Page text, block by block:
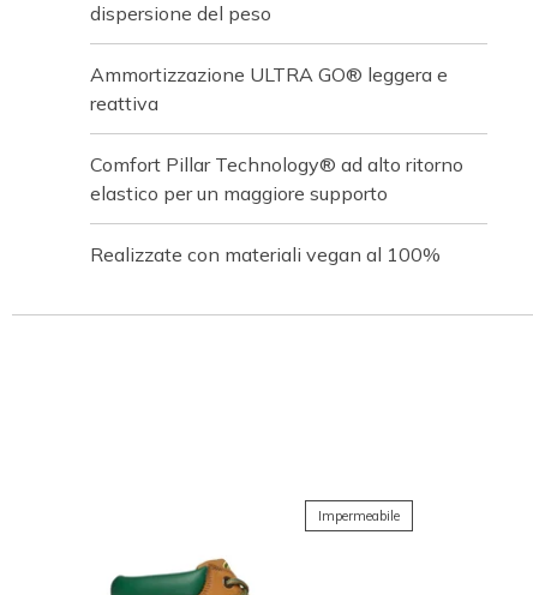
dispersione del peso
Ammortizzazione ULTRA GO® leggera e
reattiva
Comfort Pillar Technology® ad alto ritorno
elastico per un maggiore supporto
Realizzate con materiali vegan al 100%
Impermeabile